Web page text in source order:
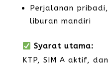
Perjalanan
liburan mandiri
Syarat utama:
KTP, SIM A aktif,